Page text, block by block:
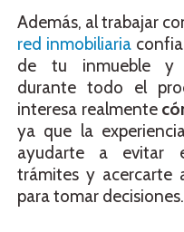
Además, al trabajar
red inmobiliaria
de tu inmueble y
durante todo el
interesa realmente
ya que la
ayudarte a evitar
trámites y acercarte
para tomar decisiones.